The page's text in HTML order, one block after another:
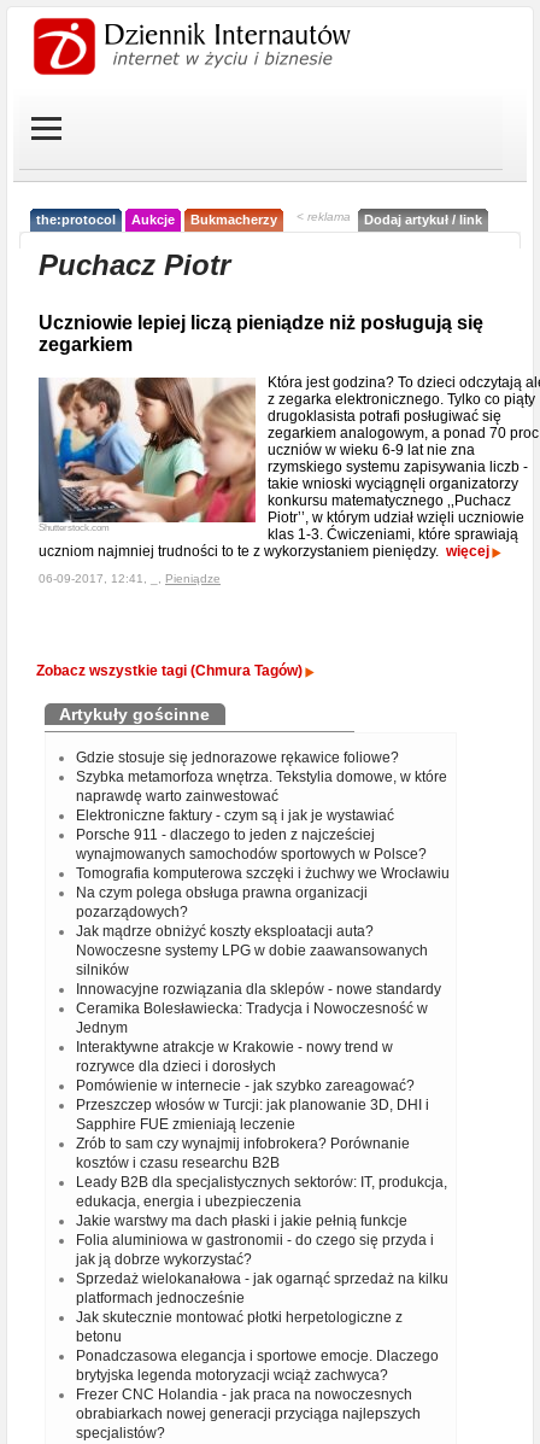
the:protocol Aukcje Bukmacherzy < reklama Dodaj artykuł / link
Puchacz Piotr
Uczniowie lepiej liczą pieniądze niż posługują się
zegarkiem
Shutterstock.com
Która jest godzina? To dzieci odczytają
z zegarka elektronicznego. Tylko co piąty
drugoklasista potrafi posługiwać się
zegarkiem analogowym, a ponad 70
uczniów w wieku 6-9 lat nie zna
rzymskiego systemu zapisywania liczb -
takie wnioski wyciągnęli organizatorzy
konkursu matematycznego ‚‚Puchacz
Piotr’’, w którym udział wzięli uczniowie
klas 1-3. Ćwiczeniami, które sprawiają
uczniom najmniej trudności to te z wykorzystaniem pieniędzy. więcej
06-09-2017, 12:41, _, Pieniądze
Zobacz wszystkie tagi (Chmura Tagów)
Artykuły gościnne
Gdzie stosuje się jednorazowe rękawice foliowe?
Szybka metamorfoza wnętrza. Tekstylia domowe, w które
naprawdę warto zainwestować
Elektroniczne faktury - czym są i jak je wystawiać
Porsche 911 - dlaczego to jeden z najcześciej
wynajmowanych samochodów sportowych w Polsce?
Tomografia komputerowa szczęki i żuchwy we Wrocławiu
Na czym polega obsługa prawna organizacji
pozarządowych?
Jak mądrze obniżyć koszty eksploatacji auta?
Nowoczesne systemy LPG w dobie zaawansowanych
silników
Innowacyjne rozwiązania dla sklepów - nowe standardy
Ceramika Bolesławiecka: Tradycja i Nowoczesność w
Jednym
Interaktywne atrakcje w Krakowie - nowy trend w
rozrywce dla dzieci i dorosłych
Pomówienie w internecie - jak szybko zareagować?
Przeszczep włosów w Turcji: jak planowanie 3D, DHI i
Sapphire FUE zmieniają leczenie
Zrób to sam czy wynajmij infobrokera? Porównanie
kosztów i czasu researchu B2B
Leady B2B dla specjalistycznych sektorów: IT, produkcja,
edukacja, energia i ubezpieczenia
Jakie warstwy ma dach płaski i jakie pełnią funkcje
Folia aluminiowa w gastronomii - do czego się przyda i
jak ją dobrze wykorzystać?
Sprzedaż wielokanałowa - jak ogarnąć sprzedaż na kilku
platformach jednocześnie
Jak skutecznie montować płotki herpetologiczne z
betonu
Ponadczasowa elegancja i sportowe emocje. Dlaczego
brytyjska legenda motoryzacji wciąż zachwyca?
Frezer CNC Holandia - jak praca na nowoczesnych
obrabiarkach nowej generacji przyciąga najlepszych
specjalistów?